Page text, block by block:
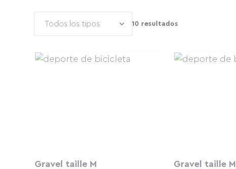
10 resultados
Gravel taille M Gravel taille M